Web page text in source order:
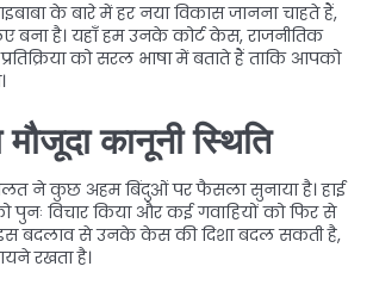
के बारे में हर नया विकास जानना चाहते हैं,
है। यहाँ हम उनके कोर्ट केस, राजनीतिक
को सरल भाषा में बताते हैं ताकि आपको
मौजूदा कानूनी स्थिति
ने कुछ अहम बिंदुओं पर फैसला सुनाया है। हाई
पुनः विचार किया और कई गवाहियों को फिर से
बदलाव से उनके केस की दिशा बदल सकती है,
रखता है।